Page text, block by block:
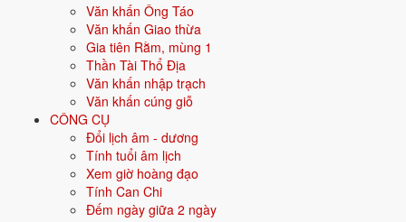
Văn khấn Ông Táo
Văn khấn Giao thừa
Gia tiên Rằm, mùng 1
Thần Tài Thổ Địa
Văn khấn nhập trạch
Văn khấn cúng giỗ
CÔNG CỤ
Đổi lịch âm - dương
Tính tuổi âm lịch
Xem giờ hoàng đạo
Tính Can Chi
Đếm ngày giữa 2 ngày
Tuổi năm 2026 34 tuổi mụ / 33 tuổi dương - Trưởng thành
Ý nghĩa nạp âm Kiếm Phong Kim
Người sinh năm1993mang nạp âm
Vàng mũi kiếm . Đây là một trong các nạp âm thuộc hành
trong vòng 60 hoa giáp.
Tượng trưng cho kim loại, sự cứng cáp, sắc bén, kỷ luật. Người mệnh
Kim có ý chí, quyết đoán.
Tìm hiểu chi tiết nạp âm Kiếm Phong Kim: màu hợp, hướng tốt, năm
sinh, tương sinh tương khắc →